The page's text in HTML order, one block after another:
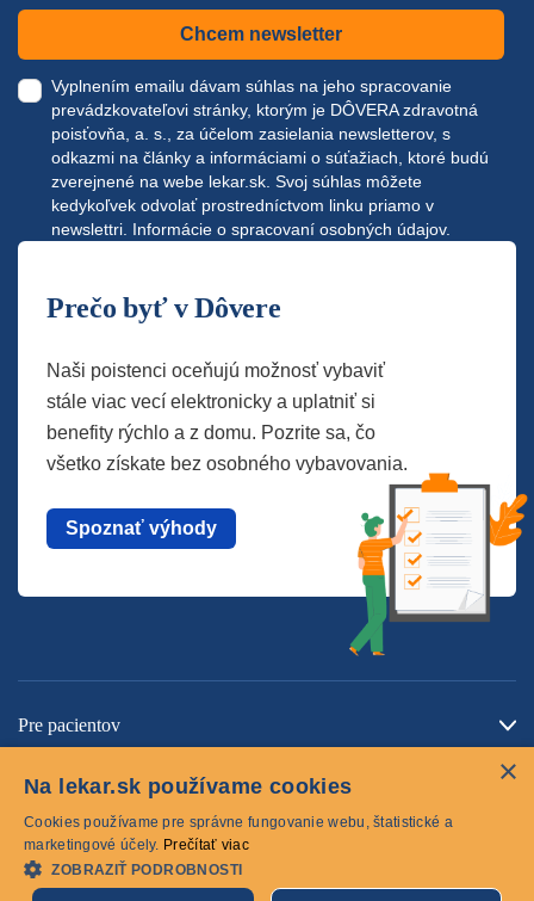
Chcem newsletter
Vyplnením emailu dávam súhlas na jeho spracovanie
prevádzkovateľovi stránky, ktorým je DÔVERA zdravotná
poisťovňa, a. s., za účelom zasielania newsletterov, s
odkazmi na články a informáciami o súťažiach, ktoré budú
zverejnené na webe lekar.sk . Svoj súhlas môžete
kedykoľvek odvolať prostredníctvom linku priamo v
newslettri. Informácie o spracovaní osobných údajov.
Prečo byť v Dôvere
Naši poistenci oceňujú možnosť vybaviť
stále viac vecí elektronicky a uplatniť si
benefity rýchlo a z domu. Pozrite sa, čo
všetko získate bez osobného vybavovania.
Spoznať výhody
Pre pacientov
Cookies
×
Na lekar.sk používame cookies
Cookies používame pre správne fungovanie webu, štatistické a
marketingové účely. Prečítať viac
ZOBRAZIŤ PODROBNOSTI